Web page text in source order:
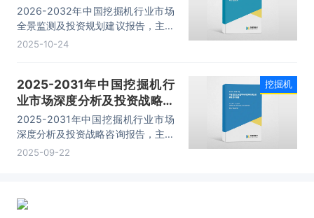
议报告
2026-2032年中国挖掘机行业市场
全景监测及投资规划建议报告，主要
包括产品发展分析、重点企业发展状
2025-10-24
2025-2031年中国挖掘机行
业市场深度分析及投资战略咨
询报告
2025-2031年中国挖掘机行业市场
深度分析及投资战略咨询报告，主要
包括产品发展分析、重点企业发展状
2025-09-22
挖掘机